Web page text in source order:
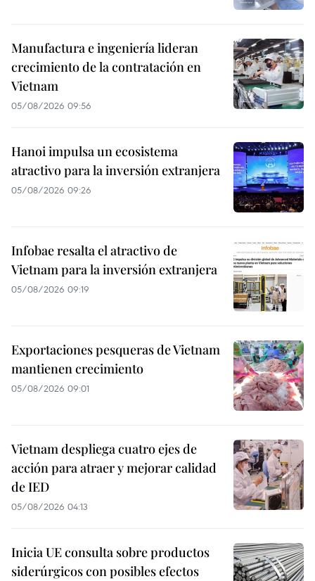
Manufactura e ingeniería lideran
crecimiento de la contratación en
Vietnam
05/08/2026 09:56
Hanoi impulsa un ecosistema
atractivo para la inversión extranjera
05/08/2026 09:26
Infobae resalta el atractivo de
Vietnam para la inversión extranjera
05/08/2026 09:19
Exportaciones pesqueras de Vietnam
mantienen crecimiento
05/08/2026 09:01
Vietnam despliega cuatro ejes de
acción para atraer y mejorar calidad
de IED
05/08/2026 04:13
Inicia UE consulta sobre productos
siderúrgicos con posibles efectos